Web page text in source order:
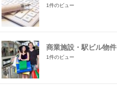
1件のビュー
商業施設・駅ビル物件
1件のビュー